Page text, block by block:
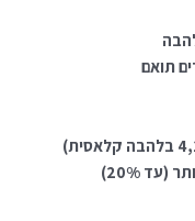
20%)